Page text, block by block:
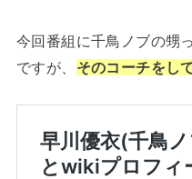
今回番組に千鳥ノブの甥
ですが、 そのコーチをし